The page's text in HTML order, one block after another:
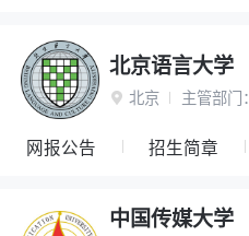
北京语言大学
 北京 主管部门：
网报公告 招生简章
中国传媒大学